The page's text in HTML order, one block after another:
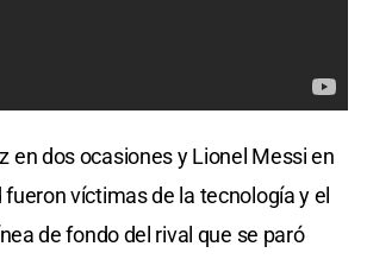
en dos ocasiones y Lionel Messi en
víctimas de la tecnología y el
de fondo del rival que se paró